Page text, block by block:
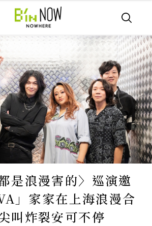
是浪漫害的〉巡演邀
」家家在上海浪漫合
叫炸裂安可不停